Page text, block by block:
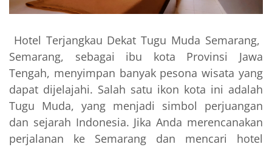
Hotel Terjangkau Dekat Tugu Muda Semarang,
Semarang, sebagai ibu kota Provinsi Jawa
Tengah, menyimpan banyak pesona wisata yang
dapat dijelajahi. Salah satu ikon kota ini adalah
Tugu Muda, yang menjadi simbol perjuangan
dan sejarah Indonesia. Jika Anda merencanakan
perjalanan ke Semarang dan mencari hotel